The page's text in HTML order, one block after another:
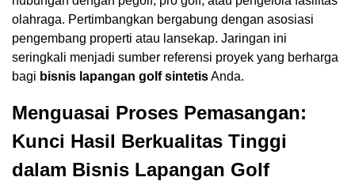
olahraga. Pertimbangkan bergabung dengan asosiasi
pengembang properti atau lansekap. Jaringan ini
seringkali menjadi sumber referensi proyek yang berharga
bagi bisnis lapangan golf sintetisAnda.
Menguasai Proses Pemasangan:
Kunci Hasil Berkualitas Tinggi
dalam Bisnis Lapangan Golf